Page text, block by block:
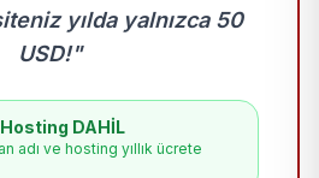
yılda yalnızca 50
USD!"
DAHİL
adı ve hosting yıllık ücrete